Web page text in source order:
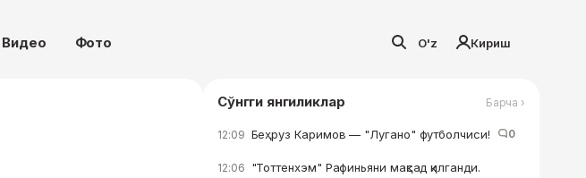
Видео Фото O'z Кириш
Сўнгги янгиликлар Барча ›
12:09 Беҳруз Каримов — "Лугано" футболчиси! 0
12:06 "Тоттенхэм" Рафиньяни мақсад қилганди.